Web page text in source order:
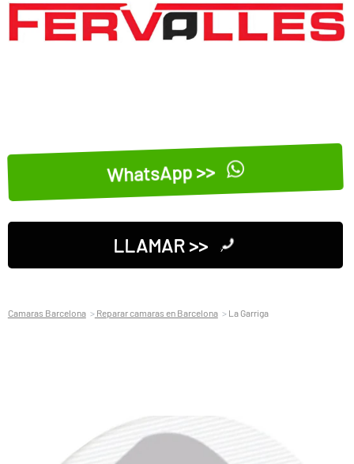
WhatsApp >>
LLAMAR >>
Camaras Barcelona Reparar camaras en Barcelona La Garriga